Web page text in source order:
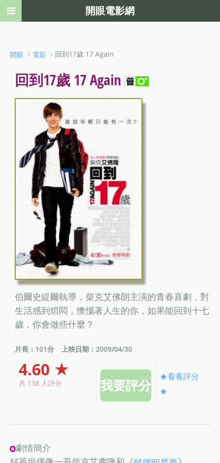
開眼 ﹥ 電影 ﹥回到17歲 17 Again
回到17歲 17 Again
伯爾史緹爾執導，柴克艾佛朗主演的青春喜劇，對
生活感到煩悶，懊惱著人生的你，如果能回到十七
歲，你會做些什麼？
片長：101分 上映日期：2009/04/30
4.60 ★
共 138 人評分
★看看評分
★
劇情簡介
開眼電影網